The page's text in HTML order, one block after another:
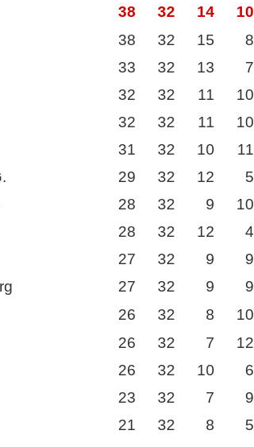
38 32 14 10
38 32 15 8
33 32 13 7
32 32 11 10
32 32 11 10
31 32 10 11
29 32 12 5
28 32 9 10
28 32 12 4
27 32 9 9
27 32 9 9
26 32 8 10
26 32 7 12
26 32 10 6
23 32 7 9
21 32 8 5